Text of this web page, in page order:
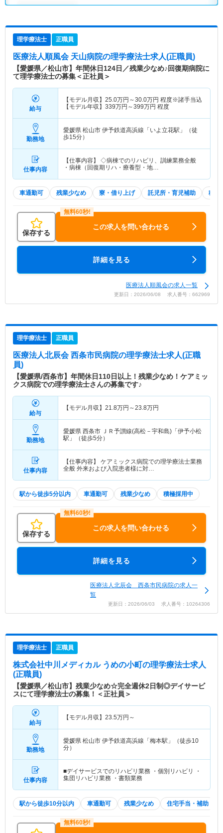
理学療法士 正職員
医療法人順風会 天山病院の理学療法士求人(正職員)
【愛媛県／松山市】年間休日124日／残業少なめ♪回復期病院に
て理学療法士の募集＜正社員＞
給与
【モデル月収】 25.0万円～30.0万円 程度※諸手当込
【モデル年収】 339万円～399万円 程度
勤務地
愛媛県 松山市 伊予鉄道高浜線「いよ立花駅」（徒
歩15分）
仕事内容
【仕事内容】 ◇病棟でのリハビリ、訓練業務全般
・病棟（回復期リハ・療養型・地…
車通勤可 残業少なめ 寮・借り上げ 託児所・育児補助 積極
保存する
この求人を問い合わせる
詳細を見る
医療法人順風会の求人一覧
更新日：2026/06/08 求人番号：662969
理学療法士 正職員
医療法人北辰会 西条市民病院の理学療法士求人(正職
員)
【愛媛県/西条市】年間休日110日以上！残業少なめ！ケアミッ
クス病院での理学療法士さんの募集です♪
給与
【モデル月収】 21.8万円～23.8万円
勤務地
愛媛県 西条市 ＪＲ予讃線(高松－宇和島)「伊予小松
駅」（徒歩5分）
仕事内容
【仕事内容】 ケアミックス病院での理学療法士業務
全般 外来および入院患者様に対…
駅から徒歩5分以内 車通勤可 残業少なめ 積極採用中
保存する
この求人を問い合わせる
詳細を見る
医療法人北辰会 西条市民病院の求人一
覧
更新日：2026/06/03 求人番号：10264306
理学療法士 正職員
株式会社中川メディカル うめの小町の理学療法士求人
(正職員)
【愛媛県／松山市】残業少なめ☆完全週休2日制◎デイサービ
スにて理学療法士の募集！＜正社員＞
給与
【モデル月収】 23.5万円～
勤務地
愛媛県 松山市 伊予鉄道高浜線「梅本駅」（徒歩10
分）
仕事内容
■デイサービスでのリハビリ業務 ・個別リハビリ ・
集団リハビリ業務 ・書類業務
駅から徒歩10分以内 車通勤可 残業少なめ 住宅手当・補助